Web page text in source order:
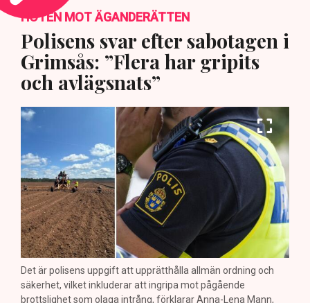
HOTEN MOT ÄGANDERÄTTEN
Polisens svar efter sabotagen i
Grimsås: ”Flera har gripits
och avlägsnats”
Det är polisens uppgift att upprätthålla allmän ordning och
säkerhet, vilket inkluderar att ingripa mot pågående
brottslighet som olaga intrång, förklarar Anna-Lena Mann,